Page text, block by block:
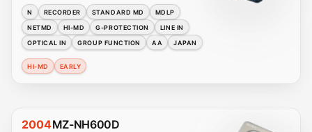
N RECORDER STANDARD MD
MDLP
NETMD
HI-MD G-PROTECTION
LINE IN
OPTICAL IN
GROUP FUNCTION AA JAPAN
HI-MD EARLY
2004MZ-NH600D